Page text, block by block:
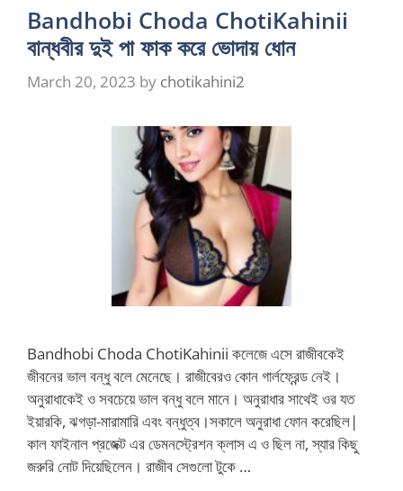
Bandhobi Choda ChotiKahinii
বান্ধবীর দুই পা ফাক করে ভোদায় ধোন
March 20, 2023 by chotikahini2
Bandhobi Choda ChotiKahinii কলেজে এসে রাজীবকেই
জীবনের ভাল বন্ধু বলে মেনেছে। রাজীবেরও কোন গার্লফ্রেন্ড নেই।
অনুরাধাকেই ও সবচেয়ে ভাল বন্ধু বলে মানে। অনুরাধার সাথেই ওর যত
ইয়ারকি, ঝগড়া-মারামারি এবং বন্ধুত্ব।সকালে অনুরাধা ফোন করেছিল|
কাল ফাইনাল প্রজেক্ট এর ডেমনস্ট্রেশন ক্লাস এ ও ছিল না, স্যার কিছু
জরুরি নোট দিয়েছিলেন। রাজীব সেগুলো টুকে …